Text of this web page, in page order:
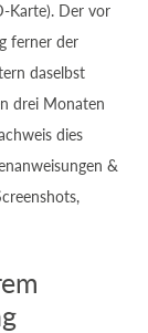
Karte). Der vor
ferner der
daselbst
drei Monaten
dies
&